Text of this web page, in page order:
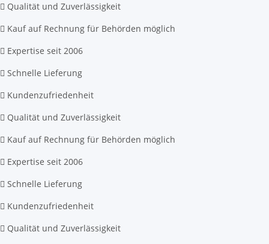
Qualität und Zuverlässigkeit
Kauf auf Rechnung für Behörden möglich
Expertise seit 2006
Schnelle Lieferung
Kundenzufriedenheit
Qualität und Zuverlässigkeit
Kauf auf Rechnung für Behörden möglich
Expertise seit 2006
Schnelle Lieferung
Kundenzufriedenheit
Qualität und Zuverlässigkeit